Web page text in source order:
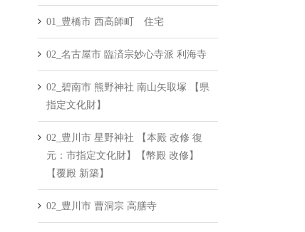
01_豊橋市 西高師町 住宅
02_名古屋市 臨済宗妙心寺派 利海寺
02_碧南市 熊野神社 南山矢取塚 【県
指定文化財】
02_豊川市 星野神社 【本殿 改修 復
元：市指定文化財】【幣殿 改修】
【覆殿 新築】
02_豊川市 曹洞宗 高膳寺